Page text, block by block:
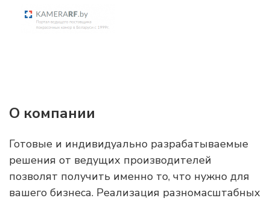
О компании
Готовые и индивидуально разрабатываемые
решения от ведущих производителей
позволят получить именно то, что нужно для
вашего бизнеса. Реализация разномасштабных